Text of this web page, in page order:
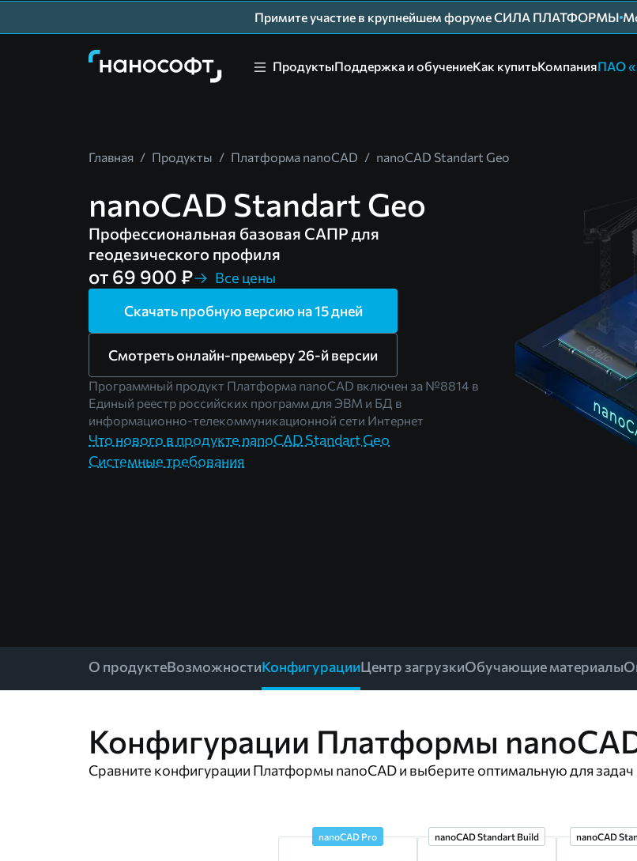
Примите участие в крупнейшем форуме СИЛА ПЛАТФОРМЫ
ПродуктыПоддержка и обучениеКак купитьКомпанияПАО
Главная / Продукты / Платформа nanoCAD / nanoCAD Standart Geo
nanoCAD Standart Geo
Профессиональная базовая САПР для
геодезического профиля
от 69 900 ₽
Все цены
Скачать пробную версию на 15 дней
Смотреть онлайн-премьеру 26-й версии
Программный продукт Платформа nanoCAD включен за №8814 в
Единый реестр российских программ для ЭВМ и БД в
информационно-телекоммуникационной сети Интернет
Что нового в продукте nanoCAD Standart Geo
Системные требования
О продуктеВозможностиКонфигурацииЦентр загрузкиОбучающие материалы
Конфигурации Платформы
Сравните конфигурации Платформы nanoCAD и выберите оптимальную для
nanoCAD Pro nanoCAD Standart Build nanoCAD